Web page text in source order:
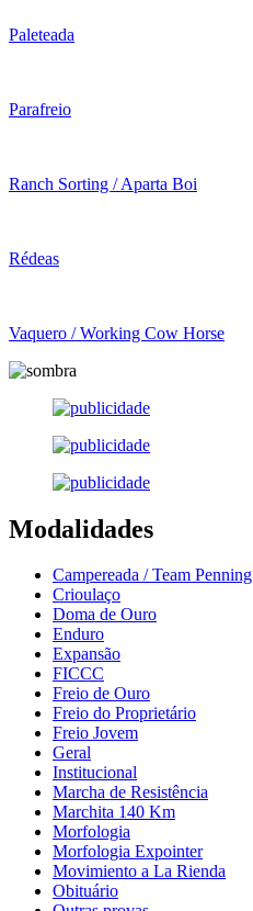
Paleteada
Parafreio
Ranch Sorting / Aparta Boi
Rédeas
Vaquero / Working Cow Horse
Modalidades
Campereada / Team Penning
Crioulaço
Doma de Ouro
Enduro
Expansão
FICCC
Freio de Ouro
Freio do Proprietário
Freio Jovem
Geral
Institucional
Marcha de Resistência
Marchita 140 Km
Morfologia
Morfologia Expointer
Movimiento a La Rienda
Obituário